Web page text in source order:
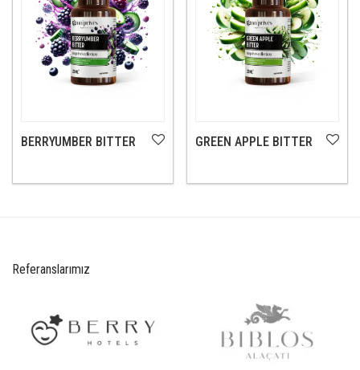
BERRYUMBER BITTER GREEN APPLE BITTER
Referanslarımız